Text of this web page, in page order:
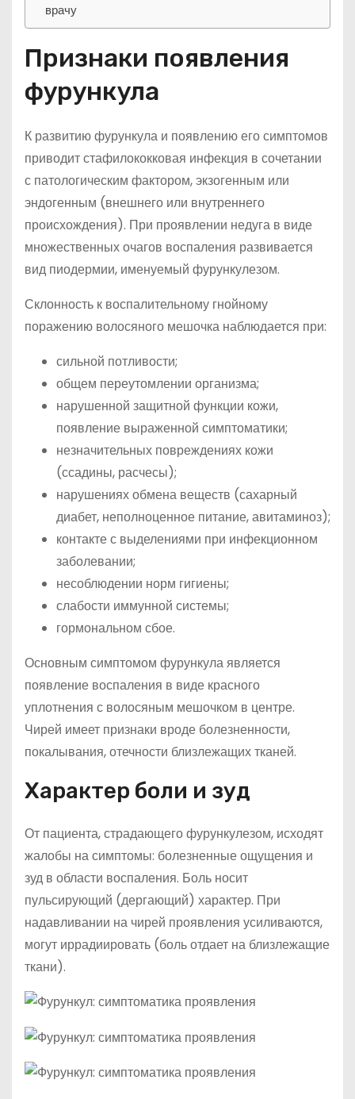
врачу
Признаки появления
фурункула
К развитию фурункула и появлению его симптомов
приводит стафилококковая инфекция в сочетании
с патологическим фактором, экзогенным или
эндогенным (внешнего или внутреннего
происхождения). При проявлении недуга в виде
множественных очагов воспаления развивается
вид пиодермии, именуемый фурункулезом.
Склонность к воспалительному гнойному
поражению волосяного мешочка наблюдается при:
сильной потливости;
общем переутомлении организма;
нарушенной защитной функции кожи,
появление выраженной симптоматики;
незначительных повреждениях кожи
(ссадины, расчесы);
нарушениях обмена веществ (сахарный
диабет, неполноценное питание, авитаминоз);
контакте с выделениями при инфекционном
заболевании;
несоблюдении норм гигиены;
слабости иммунной системы;
гормональном сбое.
Основным симптомом фурункула является
появление воспаления в виде красного
уплотнения с волосяным мешочком в центре.
Чирей имеет признаки вроде болезненности,
покалывания, отечности близлежащих тканей.
Характер боли и зуд
От пациента, страдающего фурункулезом, исходят
жалобы на симптомы: болезненные ощущения и
зуд в области воспаления. Боль носит
пульсирующий (дергающий) характер. При
надавливании на чирей проявления усиливаются,
могут иррадиировать (боль отдает на близлежащие
ткани).